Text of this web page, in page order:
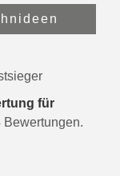
für
Bewertungen.